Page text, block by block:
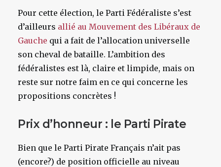
Pour cette élection, le Parti Fédéraliste s’est
d’ailleurs allié au Mouvement des Libéraux de
Gauche qui a fait de l’allocation universelle
son cheval de bataille. L’ambition des
fédéralistes est là, claire et limpide, mais on
reste sur notre faim en ce qui concerne les
propositions concrètes !
Prix d’honneur : le Parti Pirate
Bien que le Parti Pirate Français n’ait pas
(encore?) de position officielle au niveau